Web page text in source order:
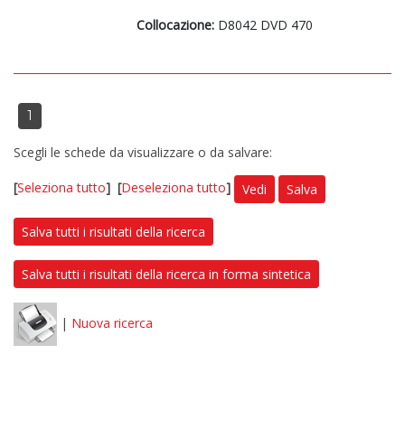
Collocazione: D8042 DVD 470
1
Scegli le schede da visualizzare o da salvare:
[Seleziona tutto] [Deseleziona tutto] Vedi Salva
Salva tutti i risultati della ricerca
Salva tutti i risultati della ricerca in forma sintetica
| Nuova ricerca